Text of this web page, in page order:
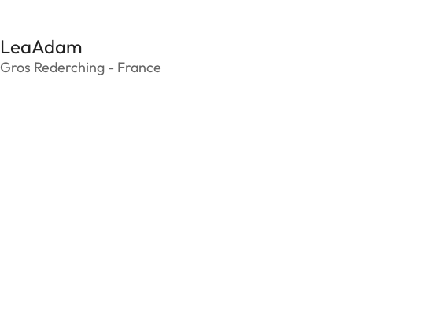
LeaAdam
Gros Rederching - France